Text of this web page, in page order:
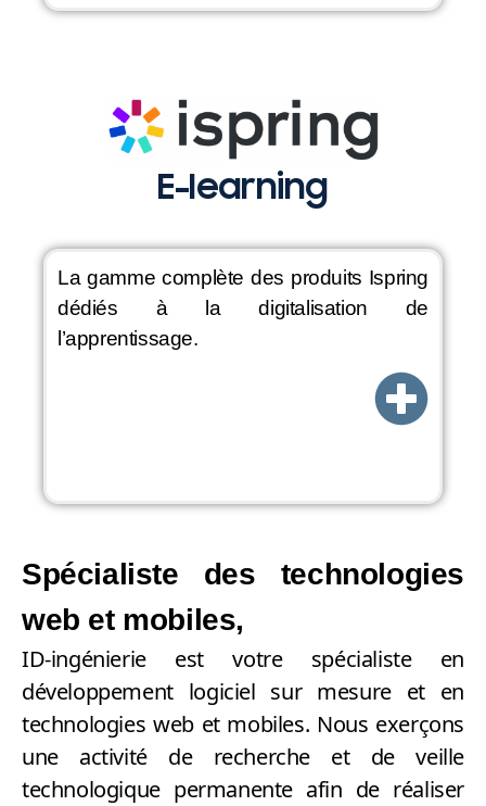
E-learning
La gamme complète des produits Ispring
dédiés à la digitalisation de
l’apprentissage.
Spécialiste des technologies
web et mobiles,
ID-ingénierie est votre spécialiste en
développement logiciel sur mesure et en
technologies web et mobiles. Nous exerçons
une activité de recherche et de veille
technologique permanente afin de réaliser